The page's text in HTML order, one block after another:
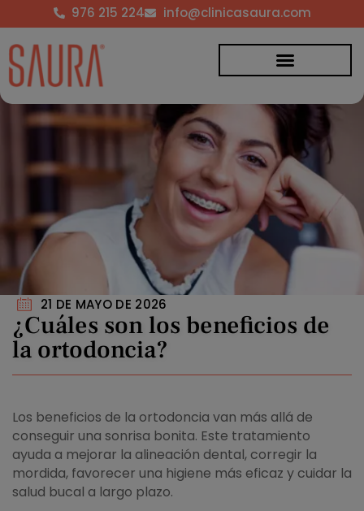
976 215 224 info@clinicasaura.com
21 DE MAYO DE 2026
¿Cuáles son los beneficios de
la ortodoncia?
Los beneficios de la ortodoncia van más allá de
conseguir una sonrisa bonita. Este tratamiento
ayuda a mejorar la alineación dental, corregir la
mordida, favorecer una higiene más eficaz y cuidar la
salud bucal a largo plazo.